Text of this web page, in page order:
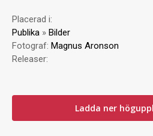
Placerad i:
Publika » Bilder
Fotograf: Magnus Aronson
Releaser:
Ladda ner